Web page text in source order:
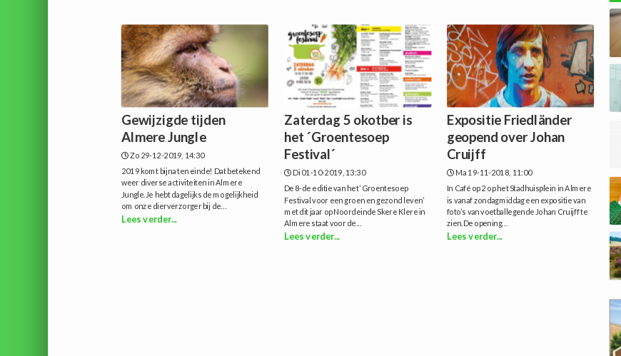
Gewijzigde tijden
Almere Jungle
Zo 29-12-2019, 14:30
2019 komt bijna ten einde! Dat betekend
weer diverse activiteiten in Almere
Jungle.Je hebt dagelijks de mogelijkheid
om onze dierverzorger bij de...
Lees verder...
Zaterdag 5 okotber is
het ´Groentesoep
Festival´
Di 01-10-2019, 13:30
De 8-de editie van het ‘Groentesoep
Festival voor een groen en gezond leven’
met dit jaar op Noordeinde Skere Klere in
Almere staat voor de...
Lees verder...
Expositie Friedländer
geopend over Johan
Cruijff
Ma 19-11-2018, 11:00
In Café op 2 op het Stadhuisplein in Almere
is vanaf zondagmiddag een expositie van
foto’s van voetballegende Johan Cruijff te
zien.De opening...
Lees verder...